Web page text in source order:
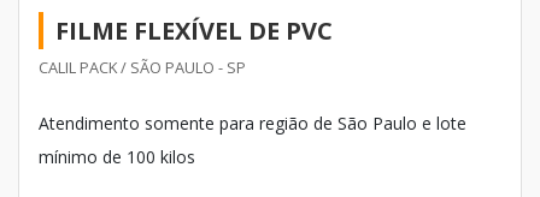
FILME FLEXÍVEL DE PVC
CALIL PACK / SÃO PAULO - SP
Atendimento somente para região de São Paulo e lote
mínimo de 100 kilos